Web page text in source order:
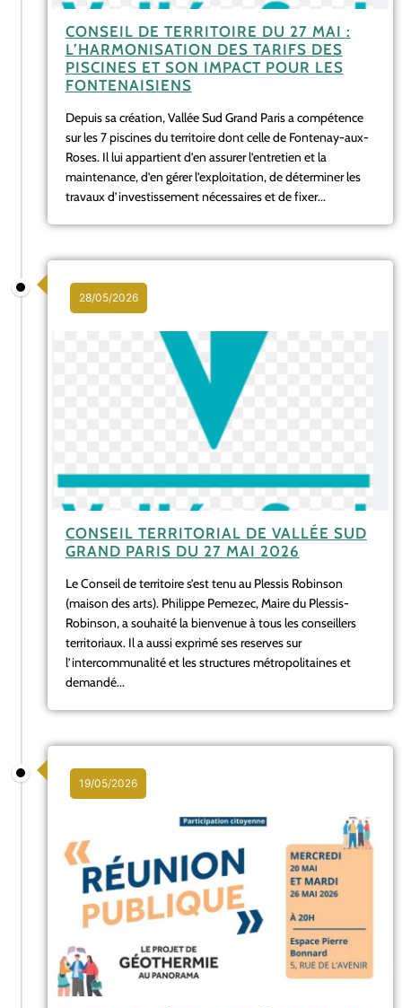
CONSEIL DE TERRITOIRE DU 27 MAI :
L’HARMONISATION DES TARIFS DES
PISCINES ET SON IMPACT POUR LES
FONTENAISIENS
Depuis sa création, Vallée Sud Grand Paris a compétence
sur les 7 piscines du territoire dont celle de Fontenay-aux-
Roses. Il lui appartient d’en assurer l’entretien et la
maintenance, d’en gérer l’exploitation, de déterminer les
travaux d’investissement nécessaires et de fixer...
28/05/2026
CONSEIL TERRITORIAL DE VALLÉE SUD
GRAND PARIS DU 27 MAI 2026
Le Conseil de territoire s’est tenu au Plessis Robinson
(maison des arts). Philippe Pemezec, Maire du Plessis-
Robinson, a souhaité la bienvenue à tous les conseillers
territoriaux. Il a aussi exprimé ses reserves sur
l’intercommunalité et les structures métropolitaines et
demandé...
19/05/2026